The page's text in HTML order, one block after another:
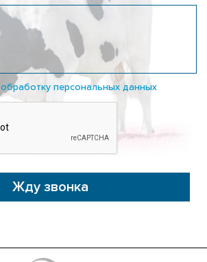
обработку персональных данных
Жду звонка